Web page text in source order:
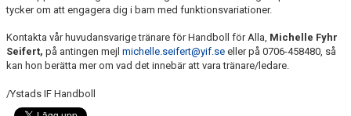
tycker om att engagera dig i barn med funktionsvariationer.
Kontakta vår huvudansvarige tränare för Handboll för Alla, Michelle Fyhr
Seifert, på antingen mejl michelle.seifert@yif.se eller på 0706-458480, så
kan hon berätta mer om vad det innebär att vara tränare/ledare.
/Ystads IF Handboll